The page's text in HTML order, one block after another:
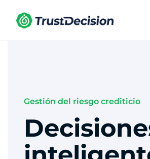
Gestión del riesgo crediticio